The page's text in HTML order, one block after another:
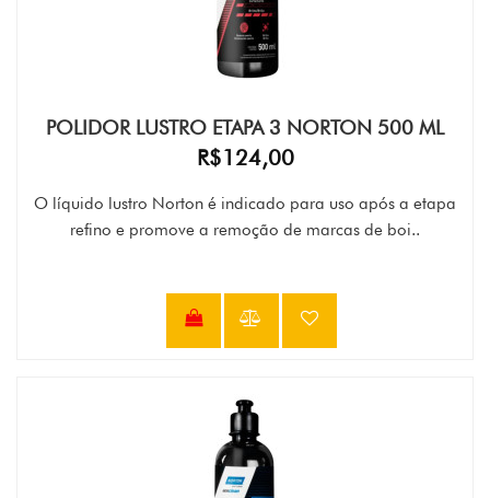
POLIDOR LUSTRO ETAPA 3 NORTON 500 ML
R$124,00
O líquido lustro Norton é indicado para uso após a etapa
refino e promove a remoção de marcas de boi..